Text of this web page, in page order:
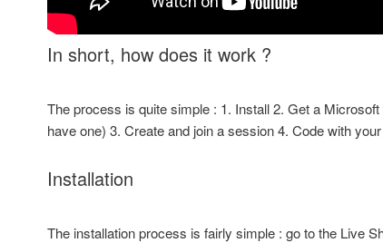
In short, how does it work ?
The process is quite simple : 1. Install 2. Get a Microsoft
have one) 3. Create and join a session 4. Code with
Installation
The installation process is fairly simple : go to the Live